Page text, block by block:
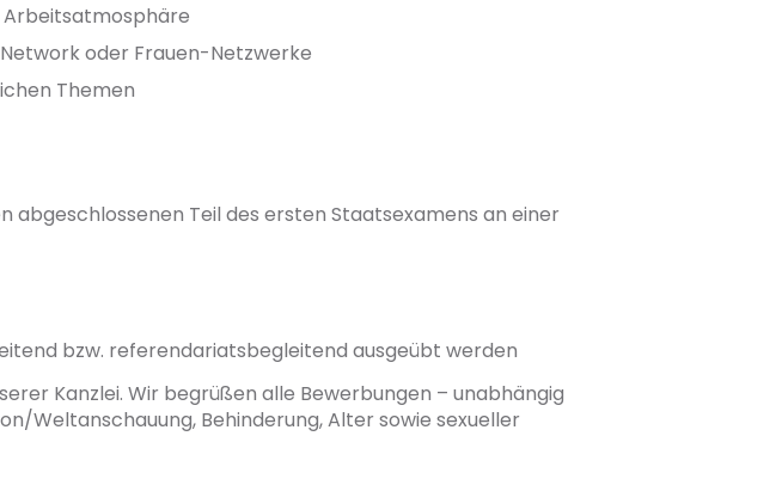
oder Frauen-Netzwerke
Themen
abgeschlossenen Teil des ersten Staatsexamens an einer
bzw. referendariatsbegleitend ausgeübt werden
Kanzlei. Wir begrüßen alle Bewerbungen – unabhängig
Weltanschauung, Behinderung, Alter sowie sexueller